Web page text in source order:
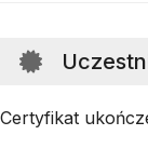
Certyfikat